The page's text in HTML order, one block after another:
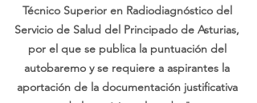
Técnico Superior en Radiodiagnóstico del
Servicio de Salud del Principado de Asturias,
por el que se publica la puntuación del
autobaremo y se requiere a aspirantes la
aportación de la documentación justificativa